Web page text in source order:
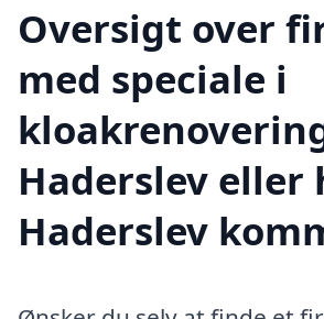
Oversigt over
med speciale i
Haderslev eller
Haderslev